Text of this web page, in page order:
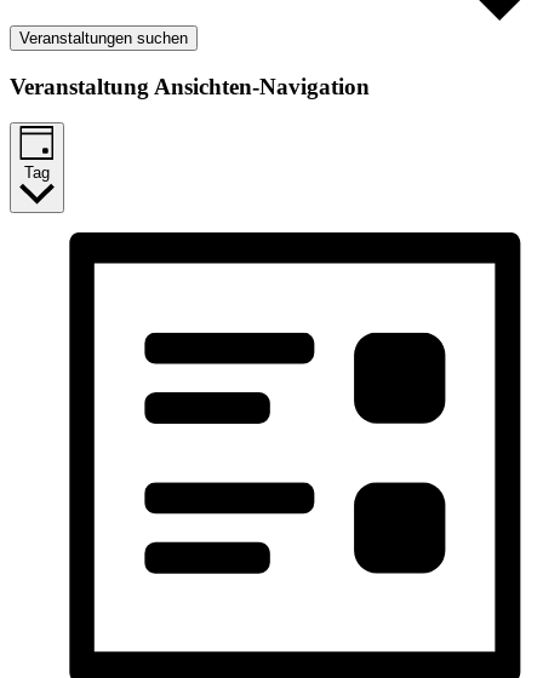
Veranstaltungen suchen
Veranstaltung Ansichten-Navigation
Tag